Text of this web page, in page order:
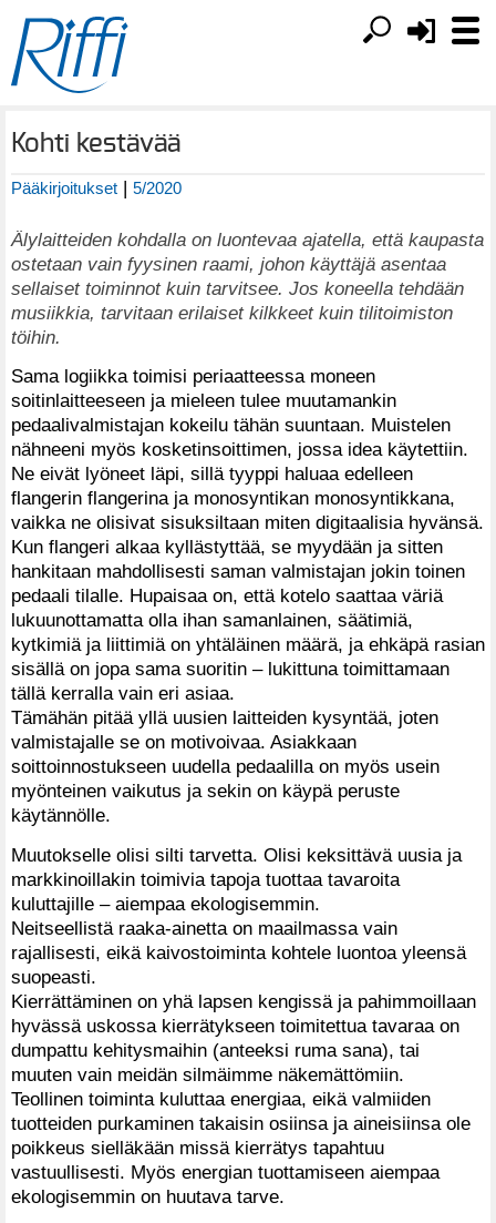
Kohti kestävää
Pääkirjoitukset | 5/2020
Älylaitteiden kohdalla on luontevaa ajatella, että kaupasta
ostetaan vain fyysinen raami, johon käyttäjä asentaa
sellaiset toiminnot kuin tarvitsee. Jos koneella tehdään
musiikkia, tarvitaan erilaiset kilkkeet kuin tilitoimiston
töihin.
Sama logiikka toimisi periaatteessa moneen
soitinlaitteeseen ja mieleen tulee muutamankin
pedaalivalmistajan kokeilu tähän suuntaan. Muistelen
nähneeni myös kosketinsoittimen, jossa idea käytettiin.
Ne eivät lyöneet läpi, sillä tyyppi haluaa edelleen
flangerin flangerina ja monosyntikan monosyntikkana,
vaikka ne olisivat sisuksiltaan miten digitaalisia hyvänsä.
Kun flangeri alkaa kyllästyttää, se myydään ja sitten
hankitaan mahdollisesti saman valmistajan jokin toinen
pedaali tilalle. Hupaisaa on, että kotelo saattaa väriä
lukuunottamatta olla ihan samanlainen, säätimiä,
kytkimiä ja liittimiä on yhtäläinen määrä, ja ehkäpä rasian
sisällä on jopa sama suoritin – lukittuna toimittamaan
tällä kerralla vain eri asiaa.
Tämähän pitää yllä uusien laitteiden kysyntää, joten
valmistajalle se on motivoivaa. Asiakkaan
soittoinnostukseen uudella pedaalilla on myös usein
myönteinen vaikutus ja sekin on käypä peruste
käytännölle.
Muutokselle olisi silti tarvetta. Olisi keksittävä uusia ja
markkinoillakin toimivia tapoja tuottaa tavaroita
kuluttajille – aiempaa ekologisemmin.
Neitseellistä raaka-ainetta on maailmassa vain
rajallisesti, eikä kaivostoiminta kohtele luontoa yleensä
suopeasti.
Kierrättäminen on yhä lapsen kengissä ja pahimmoillaan
hyvässä uskossa kierrätykseen toimitettua tavaraa on
dumpattu kehitysmaihin (anteeksi ruma sana), tai
muuten vain meidän silmäimme näkemättömiin.
Teollinen toiminta kuluttaa energiaa, eikä valmiiden
tuotteiden purkaminen takaisin osiinsa ja aineisiinsa ole
poikkeus sielläkään missä kierrätys tapahtuu
vastuullisesti. Myös energian tuottamiseen aiempaa
ekologisemmin on huutava tarve.